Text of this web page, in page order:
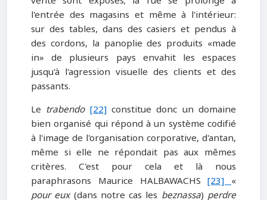
l'entrée des magasins et même à l'intérieur:
sur des tables, dans des casiers et pendus à
des cordons, la panoplie des produits «made
in» de plusieurs pays envahit les espaces
jusqu'à l'agression visuelle des clients et des
passants.
Le trabendo [22]constitue donc un domaine
bien organisé qui répond à un système codifié
à l'image de l'organisation corporative, d'antan,
même si elle ne répondait pas aux mêmes
critères. C'est pour cela et là nous
paraphrasons Maurice HALBAWACHS[23]«
pour eux(dans notre cas les beznassa)perdre